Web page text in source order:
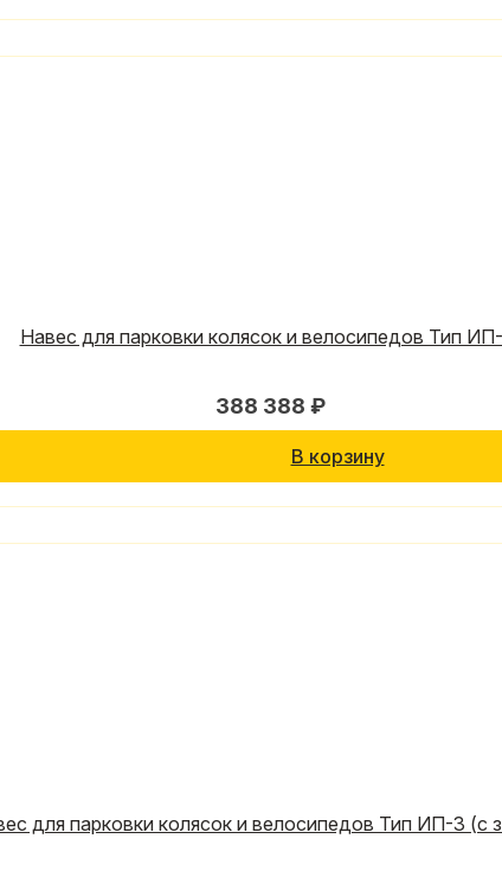
Навес для парковки колясок и велосипедов Тип
388 388 ₽
В корзину
для парковки колясок и велосипедов Тип ИП-3 (с